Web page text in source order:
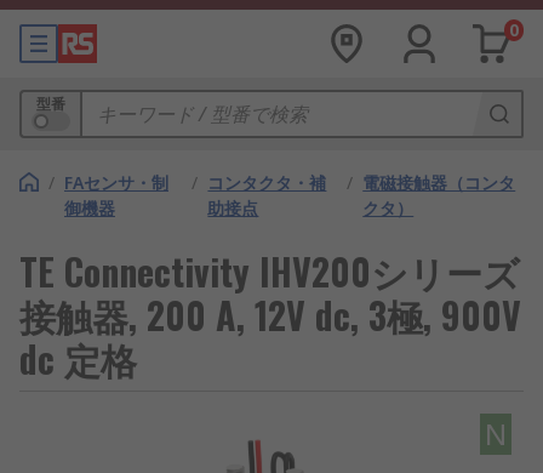
0
型番
/ FAセンサ・制
御機器
/ コンタクタ・補
助接点
/ 電磁接触器（コンタ
クタ）
TE Connectivity IHV200シリーズ
接触器, 200 A, 12V dc, 3極, 900V
dc 定格
N